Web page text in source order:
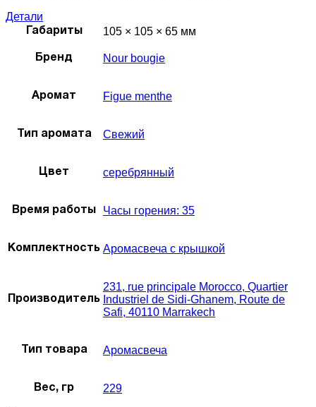
Детали
Габариты 105 × 105 × 65 мм
Бренд Nour bougie
Аромат Figue menthe
Тип аромата Свежий
Цвет серебрянный
Время работы Часы горения: 35
Комплектность Аромасвеча с крышкой
Производитель
231, rue principale Morocco, Quartier
Industriel de Sidi-Ghanem, Route de
Safi, 40110 Marrakech
Тип товара Аромасвеча
Вес, гр 229